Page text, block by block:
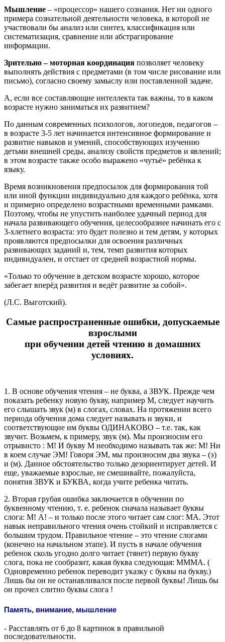
Мышление – «процессор» нашего сознания. Нет ни одного
примера сознательной деятельности человека, в которой не
участвовали бы анализ или синтез, классификация или
систематизация, сравнение или абстрагирование
информации.
Зрительно – моторная координация позволяет человеку
выполнять действия с предметами (в том числе рисование или
письмо), согласно своему замыслу или поставленной задаче.
А, если все составляющие интеллекта так важны, то в каком
возрасте нужно заниматься их развитием?
По данным современных психологов, логопедов, педагогов –
в возрасте 3-5 лет начинается интенсивное формирование и
развитие навыков и умений, способствующих изучению
детьми внешней среды, анализу свойств предметов и явлений;
в этом возрасте также особо выражено «чутьё» ребёнка к
языку.
Время возникновения предпосылок для формирования той
или иной функции индивидуально для каждого ребёнка, хотя
и примерно определено возрастными временными рамками.
Поэтому, чтобы не упустить наиболее удачный период для
начала развивающего обучения, целесообразнее начинать его с
3-хлетнего возраста: это будет полезно и тем детям, у которых
проявляются предпосылки для освоения различных
развивающих заданий и, тем, темп развития которых
индивидуален, и отстает от средней возрастной нормы.
«Только то обучение в детском возрасте хорошо, которое
забегает вперёд развития и ведёт развитие за собой».
(Л.С. Выготский).
Самые распространенные ошибки, допускаемые
взрослыми
при обучении детей чтению в домашних
условиях.
1. В основе обучения чтения – не буква, а ЗВУК. Прежде чем
показать ребенку новую букву, например М, следует научить
его слышать звук (м) в слогах, словах. На протяжении всего
периода обучения дома следует называть и звуки, и
соответствующие им буквы ОДИНАКОВО – т.е. так, как
звучит. Возьмем, к примеру, звук (м). Мы произносим его
отрывисто : М! И букву М необходимо называть так же: М! Ни
в коем случае ЭМ! Говоря ЭМ, мы произносим два звука – (э)
и (м). Данное обстоятельство только дезориентирует детей. И
еще, уважаемые взрослые, не смешивайте, пожалуйста,
понятия ЗВУК и БУКВА, когда учите ребенка читать.
2. Вторая грубая ошибка заключается в обучении по
буквенному чтению, т. е. ребенок сначала называет буквы
слога: М! А! – и только после этого читает сам слог: МА. Этот
навык неправильного чтения очень стойкий и исправляется с
большим трудом. Правильное чтение – это чтение слогами
(конечно на начальном этапе). И пусть в начале обучения
ребенок сколь угодно долго читает (тянет) первую букву
слога, пока не сообразит, какая буква следующая: МММА. (
Одновременно ребенок переводит указку с буквы на букву.)
Лишь бы он не останавливался после первой буквы! Лишь бы
он прочел слитно буквы слога !
Память, внимание, мышление
- Расставлять от 6 до 8 картинок в правильной
последовательности.